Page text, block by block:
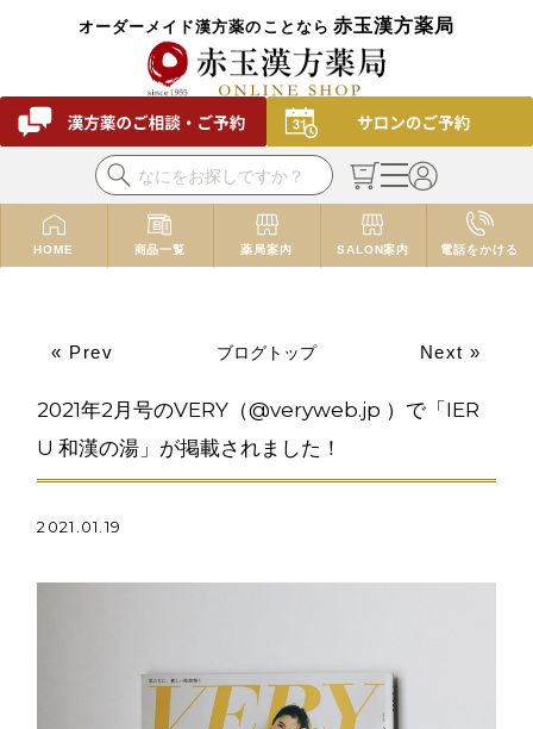
オーダーメイド漢方薬のことなら 赤玉漢方薬局
HOME 商品一覧 薬局案内 SALON案内 電話をかける
« Prev ブログトップ Next »
2021年2月号のVERY（@veryweb.jp ）で「IER
U 和漢の湯」が掲載されました！
2021.01.19